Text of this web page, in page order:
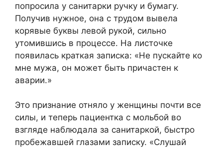
попросила у санитарки ручку и бумагу.
Получив нужное, она с трудом вывела
корявые буквы левой рукой, сильно
утомившись в процессе. На листочке
появилась краткая записка: «Не пускайте ко
мне мужа, он может быть причастен к
аварии.»
Это признание отняло у женщины почти все
силы, и теперь пациентка с мольбой во
взгляде наблюдала за санитаркой, быстро
пробежавшей глазами записку. «Слушай